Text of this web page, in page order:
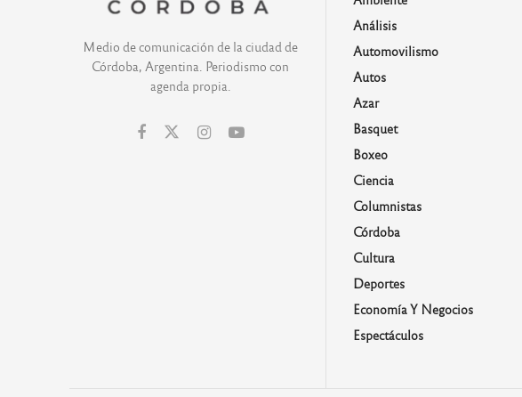
Medio de comunicación de la ciudad de
Córdoba, Argentina. Periodismo con
agenda propia.
Análisis
Automovilismo
Autos
Azar
Basquet
Boxeo
Ciencia
Columnistas
Córdoba
Cultura
Deportes
Economía Y Negocios
Espectáculos